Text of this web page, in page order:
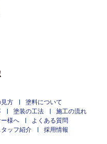
見方
塗料について
塗装の工法
施工の流れ
様へ
よくある質問
タッフ紹介
採用情報